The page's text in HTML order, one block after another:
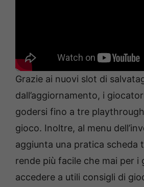
Grazie ai nuovi slot di
dall’aggiornamento, i
godersi fino a tre
gioco. Inoltre, al menu
aggiunta una pratica scheda
rende più facile che mai per i
accedere a utili consigli di